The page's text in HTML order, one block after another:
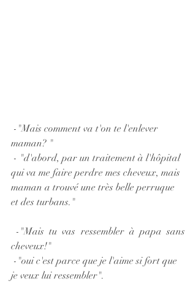
maman? "
qui va me faire perdre mes cheveux, mais
maman a trouvé une très belle perruque
et des turbans."
-"Mais tu vas ressembler à papa sans
cheveux!"
je veux lui ressembler".